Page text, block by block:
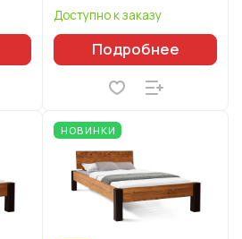
Доступно к заказу
Подробнее
НОВИНКИ